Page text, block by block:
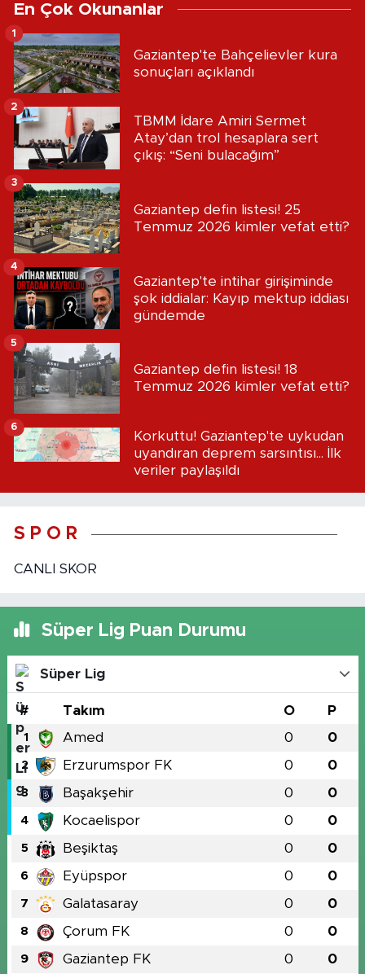
En Çok Okunanlar
Gaziantep'te Bahçelievler kura
sonuçları açıklandı
1
TBMM İdare Amiri Sermet
Atay’dan trol hesaplara sert
çıkış: “Seni bulacağım”
2
Gaziantep defin listesi! 25
Temmuz 2026 kimler vefat etti?
3
Gaziantep'te intihar girişiminde
şok iddialar: Kayıp mektup iddiası
gündemde
4
Gaziantep defin listesi! 18
Temmuz 2026 kimler vefat etti?
5
Korkuttu! Gaziantep'te uykudan
uyandıran deprem sarsıntısı... İlk
veriler paylaşıldı
6
S P O R
CANLI SKOR
Süper Lig Puan Durumu
Süper Lig
# Takım O P
1 Amed 0 0
2 Erzurumspor FK 0 0
3 Başakşehir 0 0
4 Kocaelispor 0 0
5 Beşiktaş 0 0
6 Eyüpspor 0 0
7 Galatasaray 0 0
8 Çorum FK 0 0
9 Gaziantep FK 0 0